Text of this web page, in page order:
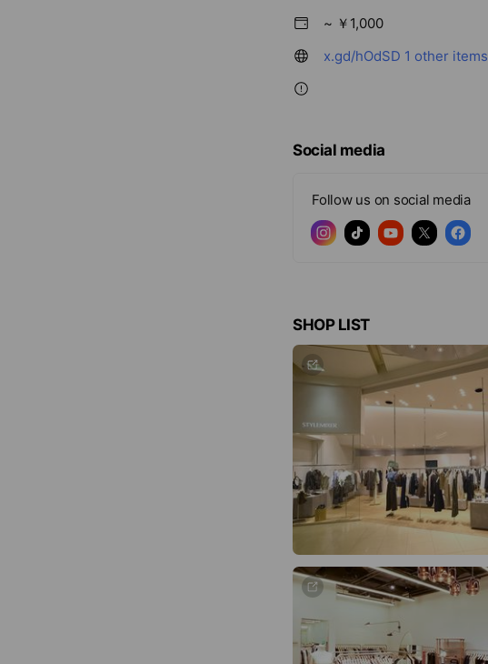
~ ￥1,000
x.gd/hOdSD 1 other items
Social media
Follow us on social media
SHOP LIST